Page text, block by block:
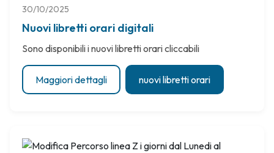
30/10/2025
Nuovi libretti orari digitali
Sono disponibili i nuovi libretti orari cliccabili
Maggiori dettagli nuovi libretti orari